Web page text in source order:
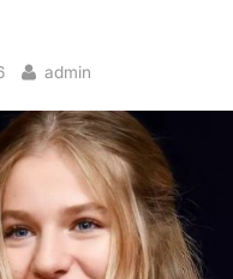
By
admin